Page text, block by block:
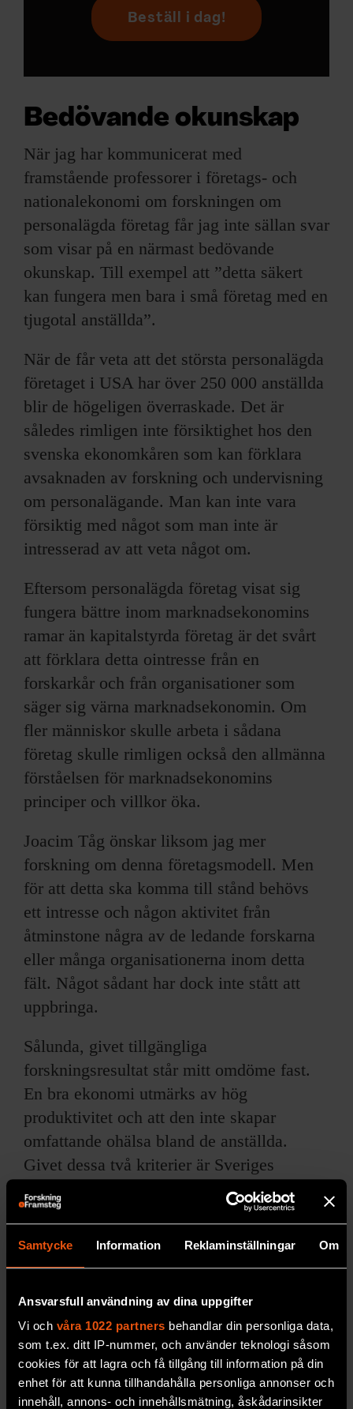
Samtycke Information Reklaminställningar Om
Ansvarsfull användning av dina uppgifter
Vi och våra 1022 partners behandlar din personliga data,
som t.ex. ditt IP-nummer, och använder teknologi såsom
cookies för att lagra och få tillgång till information på din
enhet för att kunna tillhandahålla personliga annonser och
innehåll, annons- och innehållsmätning, åskådarinsikter
Beställ i dag!
Bedövande okunskap
När jag har kommunicerat med
framstående professorer i företags- och
nationalekonomi om forskningen om
personalägda företag får jag inte sällan svar
som visar på en närmast bedövande
okunskap. Till exempel att ”detta säkert
kan fungera men bara i små företag med en
tjugotal anställda”.
När de får veta att det största personalägda
företaget i USA har över 250 000 anställda
blir de högeligen överraskade. Det är
således rimligen inte försiktighet hos den
svenska ekonomkåren som kan förklara
avsaknaden av forskning och undervisning
om personalägande. Man kan inte vara
försiktig med något som man inte är
intresserad av att veta något om.
Eftersom personalägda företag visat sig
fungera bättre inom marknadsekonomins
ramar än kapitalstyrda företag är det svårt
att förklara detta ointresse från en
forskarkår och från organisationer som
säger sig värna marknadsekonomin. Om
fler människor skulle arbeta i sådana
företag skulle rimligen också den allmänna
förståelsen för marknadsekonomins
principer och villkor öka.
Joacim Tåg önskar liksom jag mer
forskning om denna företagsmodell. Men
för att detta ska komma till stånd behövs
ett intresse och någon aktivitet från
åtminstone några av de ledande forskarna
eller många organisationerna inom detta
fält. Något sådant har dock inte stått att
uppbringa.
Sålunda, givet tillgängliga
forskningsresultat står mitt omdöme fast.
En bra ekonomi utmärks av hög
produktivitet och att den inte skapar
omfattande ohälsa bland de anställda.
Givet dessa två kriterier är Sveriges
ekonomer inte vidare bra för Sveriges
ekonomi.
Bild:Johan